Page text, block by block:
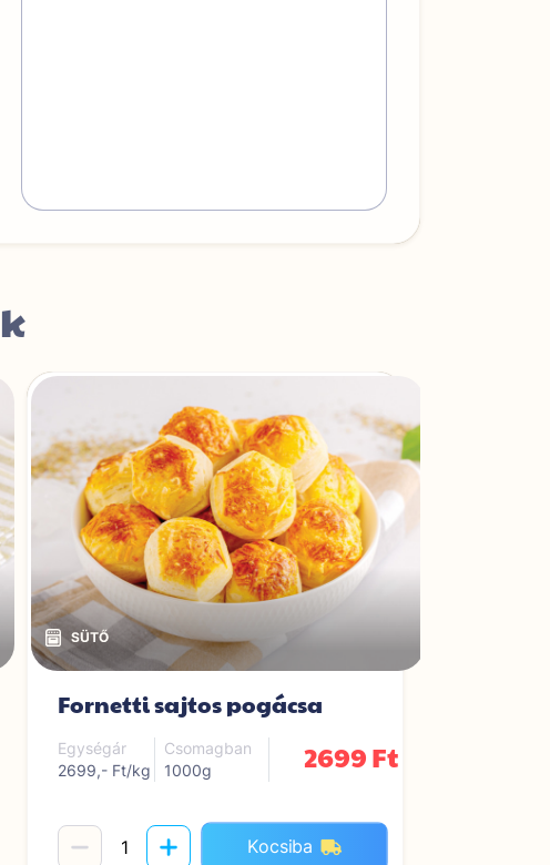
Fornetti sajtos pogácsa
Egységár
2699,- Ft/kg
Csomagban
1000g
2699 Ft
Kocsiba